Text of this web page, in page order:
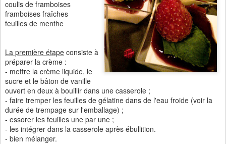
coulis de framboises
framboises fraîches
feuilles de menthe
La première étape consiste à
préparer la crème :
- mettre la crème liquide, le
sucre et le bâton de vanille
ouvert en deux à bouillir dans une casserole ;
- faire tremper les feuilles de gélatine dans de l'eau froide (voir la
durée de trempage sur l'emballage) ;
- essorer les feuilles une par une ;
- les intégrer dans la casserole après ébullition.
- bien mélanger.